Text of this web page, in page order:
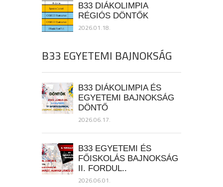
B33 DIÁKOLIMPIA
RÉGIÓS DÖNTŐK
2026.01.18.
B33 EGYETEMI BAJNOKSÁG
B33 DIÁKOLIMPIA ÉS
EGYETEMI BAJNOKSÁG
DÖNTŐ
2026.06.17.
B33 EGYETEMI ÉS
FŐISKOLÁS BAJNOKSÁG
II. FORDUL..
2026.06.01.